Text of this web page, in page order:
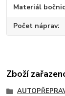
Materiál bočnic
Počet náprav
Zboží